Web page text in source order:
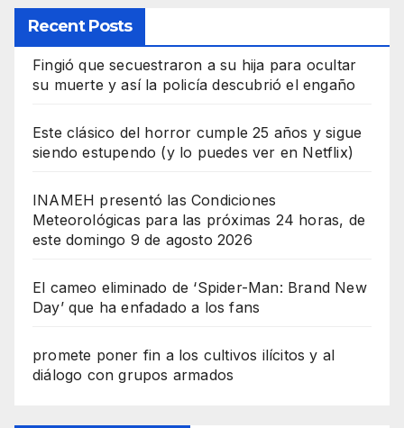
Recent Posts
Fingió que secuestraron a su hija para ocultar
su muerte y así la policía descubrió el engaño
Este clásico del horror cumple 25 años y sigue
siendo estupendo (y lo puedes ver en Netflix)
INAMEH presentó las Condiciones
Meteorológicas para las próximas 24 horas, de
este domingo 9 de agosto 2026
El cameo eliminado de ‘Spider-Man: Brand New
Day’ que ha enfadado a los fans
promete poner fin a los cultivos ilícitos y al
diálogo con grupos armados